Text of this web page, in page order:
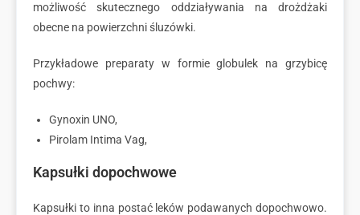
możliwość skutecznego oddziaływania na drożdżaki
obecne na powierzchni śluzówki.
Przykładowe preparaty w formie globulek na grzybicę
pochwy:
Gynoxin UNO,
Pirolam Intima Vag,
Kapsułki dopochwowe
Kapsułki to inna postać leków podawanych dopochwowo.